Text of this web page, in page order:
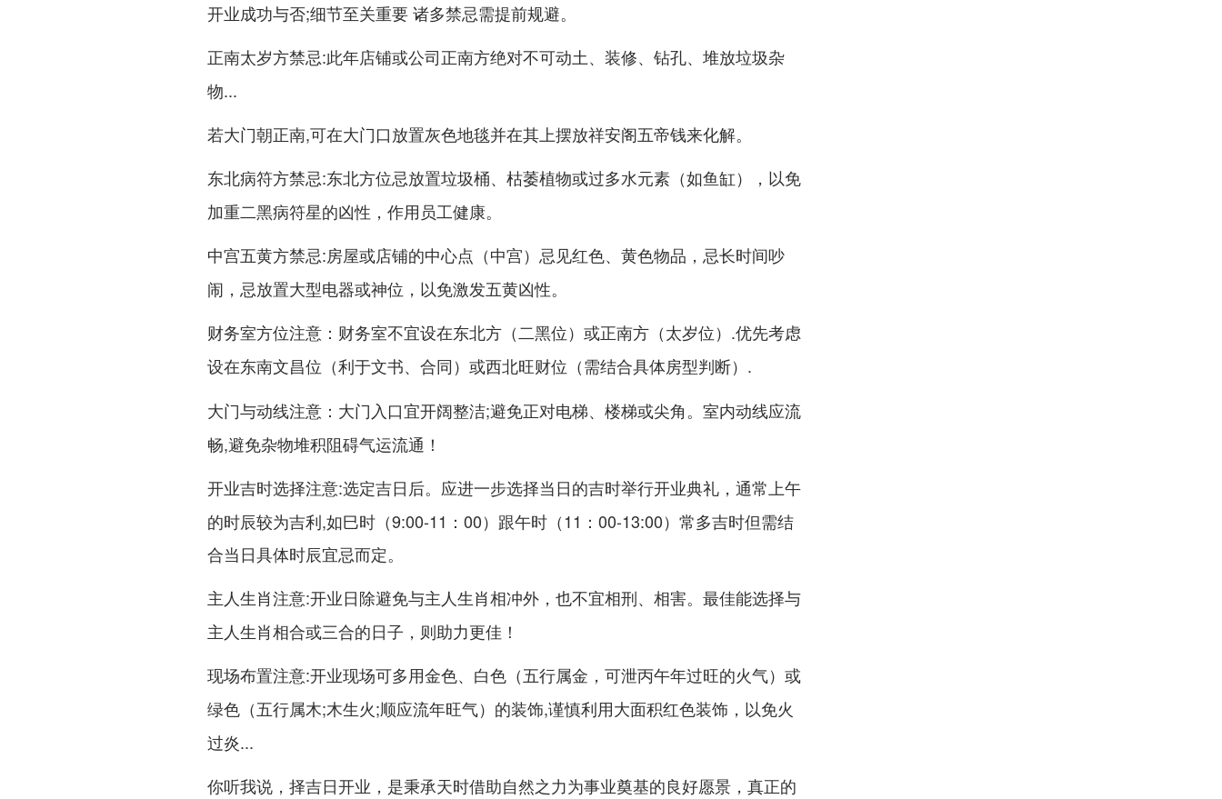
开业成功与否;细节至关重要 诸多禁忌需提前规避。
正南太岁方禁忌:此年店铺或公司正南方绝对不可动土、装修、钻孔、堆放垃圾杂
物...
若大门朝正南,可在大门口放置灰色地毯并在其上摆放祥安阁五帝钱来化解。
东北病符方禁忌:东北方位忌放置垃圾桶、枯萎植物或过多水元素（如鱼缸），以免
加重二黑病符星的凶性，作用员工健康。
中宫五黄方禁忌:房屋或店铺的中心点 （中宫）忌见红色、黄色物品，忌长时间吵
闹，忌放置大型电器或神位，以免激发五黄凶性。
财务室方位注意 ：财务室不宜设在东北方（二黑位）或正南方（太岁位）.优先考虑
设在东南文昌位 （利于文书、合同）或西北旺财位 （需结合具体房型判断）.
大门与动线注意 ：大门入口宜开阔整洁;避免正对电梯、楼梯或尖角。室内动线应流
畅,避免杂物堆积阻碍气运流通！
开业吉时选择注意:选定吉日后。应进一步选择当日的吉时举行开业典礼，通常上午
的时辰较为吉利,如巳时（9:00-11：00）跟午时（11：00-13:00）常多吉时但需结
合当日具体时辰宜忌而定。
主人生肖注意:开业日除避免与主人生肖相冲外，也不宜相刑、相害。最佳能选择与
主人生肖相合或三合的日子，则助力更佳！
现场布置注意:开业现场可多用金色、白色 （五行属金，可泄丙午年过旺的火气）或
绿色 （五行属木;木生火;顺应流年旺气）的装饰,谨慎利用大面积红色装饰，以免火
过炎...
你听我说，择吉日开业，是秉承天时借助自然之力为事业奠基的良好愿景，真正的